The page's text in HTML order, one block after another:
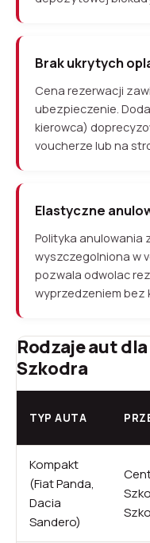
Brak ukrytych
Cena rezerwacji
ubezpieczenie.
kierowca)
voucherze lub na
Elastyczne
Polityka anulowania
wyszczegolniona w
pozwala odwolac
wyprzedzeniem bez
Rodzaje aut
Szkodra
TYP AUTA
Kompakt
(Fiat Panda,
Dacia
Sandero)